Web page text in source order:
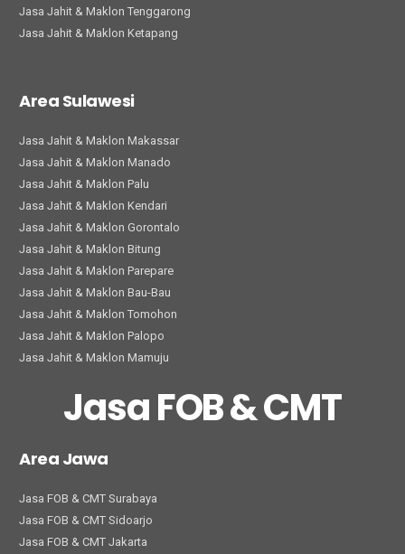
Jasa Jahit & Maklon Tenggarong
Jasa Jahit & Maklon Ketapang
Area Sulawesi
Jasa Jahit & Maklon Makassar
Jasa Jahit & Maklon Manado
Jasa Jahit & Maklon Palu
Jasa Jahit & Maklon Kendari
Jasa Jahit & Maklon Gorontalo
Jasa Jahit & Maklon Bitung
Jasa Jahit & Maklon Parepare
Jasa Jahit & Maklon Bau-Bau
Jasa Jahit & Maklon Tomohon
Jasa Jahit & Maklon Palopo
Jasa Jahit & Maklon Mamuju
Jasa FOB & CMT
Area Jawa
Jasa FOB & CMT Surabaya
Jasa FOB & CMT Sidoarjo
Jasa FOB & CMT Jakarta